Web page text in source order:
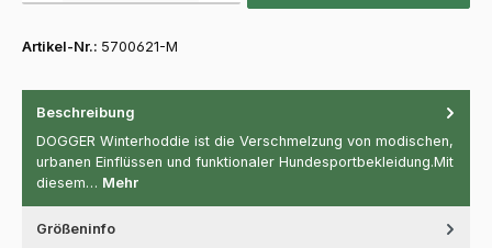
Artikel-Nr.: 5700621-M
Beschreibung
DOGGER Winterhoddie ist die Verschmelzung von modischen,
urbanen Einflüssen und funktionaler Hundesportbekleidung.Mit
diesem… Mehr
Größeninfo